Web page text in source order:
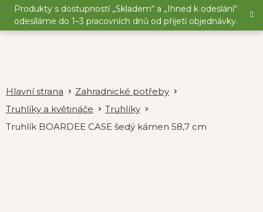
Přejít
obsah
Produkty s dostupností „Skladem“ a „Ihned k odeslání“
odesíláme do 1–3 pracovních dnů od přijetí objednávky.
Zahradnické potřeby
Truhlíky a květináče
Truhlíky
Truhlík BOARDEE CASE šedý kámen 58,7 cm